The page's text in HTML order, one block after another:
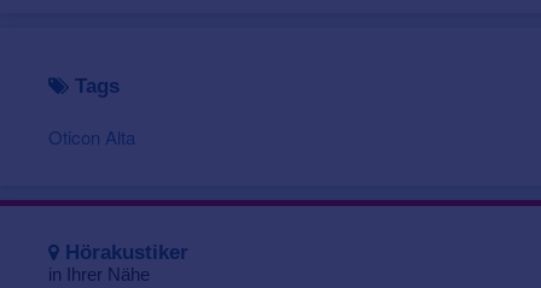
Tags
Oticon Alta
Hörakustiker
in Ihrer Nähe